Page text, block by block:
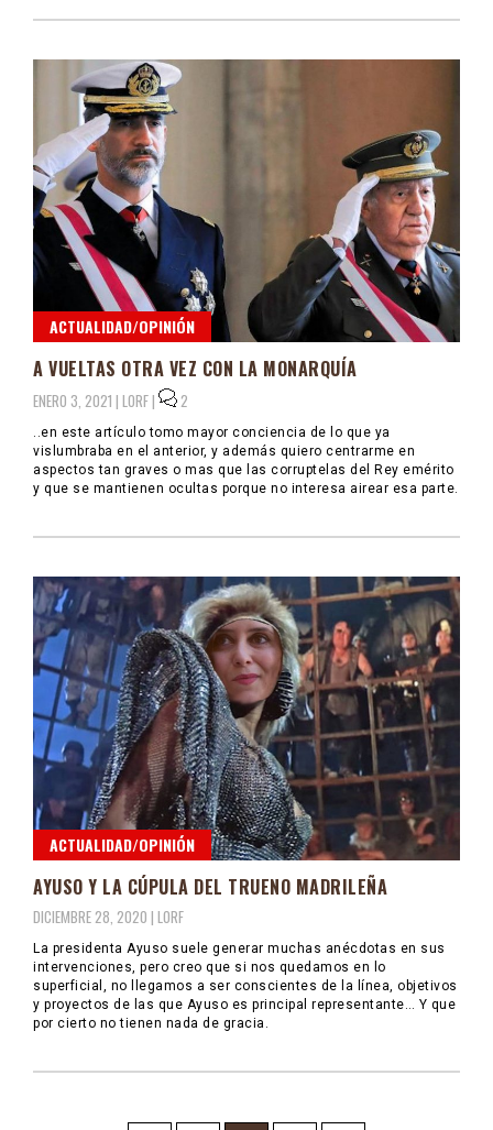
ACTUALIDAD/OPINIÓN
A VUELTAS OTRA VEZ CON LA MONARQUÍA
ENERO 3, 2021 | LORF| 2
..en este artículo tomo mayor conciencia de lo que ya
vislumbraba en el anterior, y además quiero centrarme en
aspectos tan graves o mas que las corruptelas del Rey emérito
y que se mantienen ocultas porque no interesa airear esa parte.
ACTUALIDAD/OPINIÓN
AYUSO Y LA CÚPULA DEL TRUENO MADRILEÑA
DICIEMBRE 28, 2020 | LORF
La presidenta Ayuso suele generar muchas anécdotas en sus
intervenciones, pero creo que si nos quedamos en lo
superficial, no llegamos a ser conscientes de la línea, objetivos
y proyectos de las que Ayuso es principal representante… Y que
por cierto no tienen nada de gracia.